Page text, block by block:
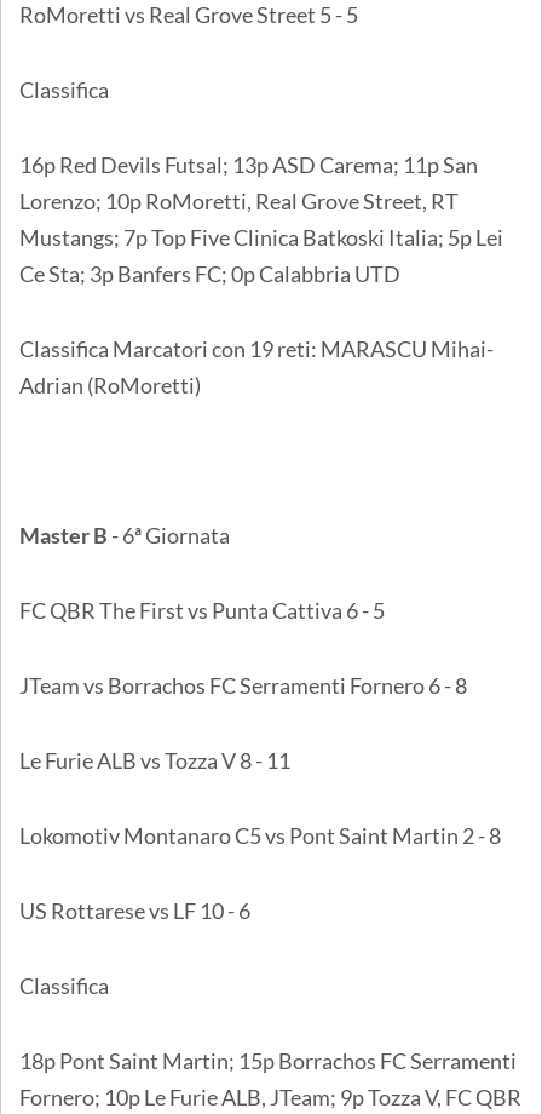
RoMoretti vs Real Grove Street 5 - 5
Classifica
16p Red Devils Futsal; 13p ASD Carema; 11p San
Lorenzo; 10p RoMoretti, Real Grove Street, RT
Mustangs; 7p Top Five Clinica Batkoski Italia; 5p Lei
Ce Sta; 3p Banfers FC; 0p Calabbria UTD
Classifica Marcatori con 19 reti: MARASCU Mihai-
Adrian (RoMoretti)
Master B - 6ª Giornata
FC QBR The First vs Punta Cattiva 6 - 5
JTeam vs Borrachos FC Serramenti Fornero 6 - 8
Le Furie ALB vs Tozza V 8 - 11
Lokomotiv Montanaro C5 vs Pont Saint Martin 2 - 8
US Rottarese vs LF 10 - 6
Classifica
18p Pont Saint Martin; 15p Borrachos FC Serramenti
Fornero; 10p Le Furie ALB, JTeam; 9p Tozza V, FC QBR